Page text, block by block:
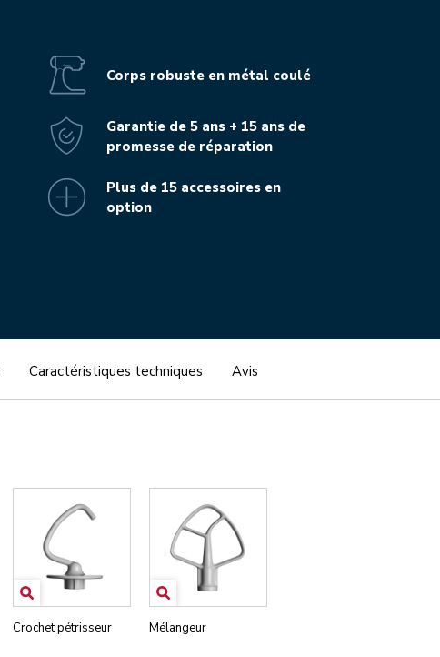
Corps robuste en métal coulé
Garantie de 5 ans + 15 ans de
promesse de réparation
Plus de 15 accessoires en
option
Caractéristiques techniques Avis
Crochet pétrisseur Mélangeur